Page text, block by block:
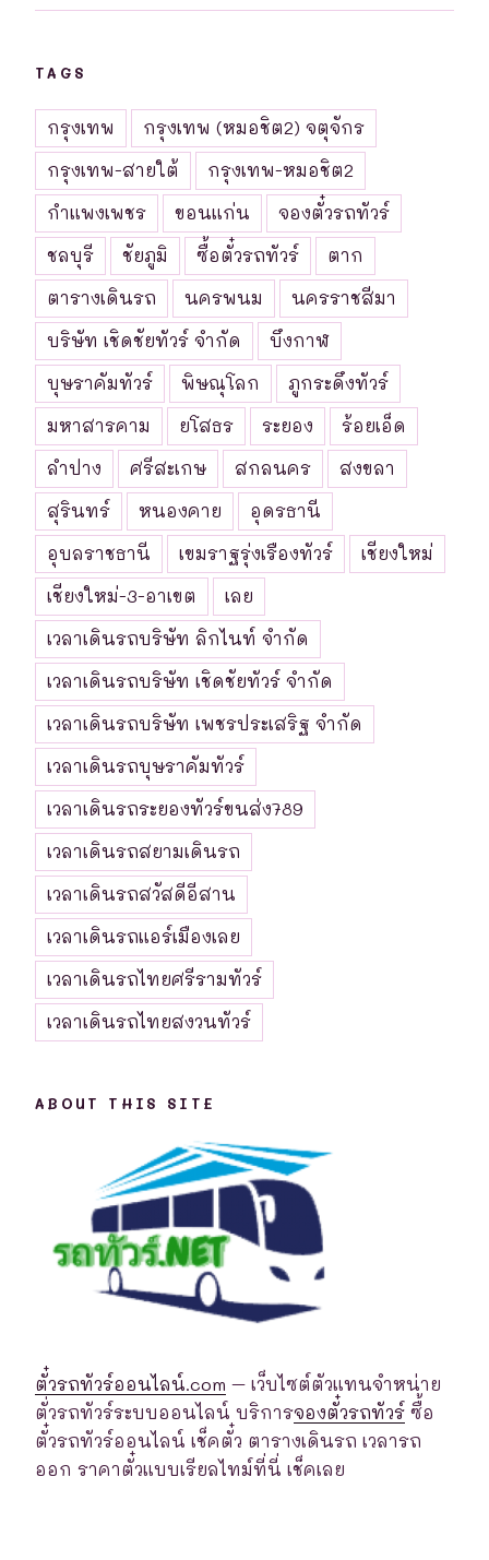
TAGS
กรุงเทพ
กรุงเทพ (หมอชิต2) จตุจักร
กรุงเทพ-สายใต้
กรุงเทพ-หมอชิต2
กำแพงเพชร
ขอนแก่น
จองตั๋วรถทัวร์
ชลบุรี
ชัยภูมิ ซื้อตั๋วรถทัวร์
ตาก
ตารางเดินรถ
นครพนม
นครราชสีมา
บริษัท เชิดชัยทัวร์ จำกัด
บึงกาฬ
บุษราคัมทัวร์
พิษณุโลก
ภูกระดึงทัวร์
มหาสารคาม
ยโสธร ระยอง
ร้อยเอ็ด
ลำปาง
ศรีสะเกษ สกลนคร
สงขลา
สุรินทร์
หนองคาย
อุดรธานี
อุบลราชธานี
เขมราฐรุ่งเรืองทัวร์
เชียงใหม่
เชียงใหม่-3-อาเขต
เลย
เวลาเดินรถบริษัท ลิกไนท์ จำกัด
เวลาเดินรถบริษัท เชิดชัยทัวร์ จำกัด
เวลาเดินรถบริษัท เพชรประเสริฐ จำกัด
เวลาเดินรถบุษราคัมทัวร์
เวลาเดินรถระยองทัวร์ขนส่ง789
เวลาเดินรถสยามเดินรถ
เวลาเดินรถสวัสดีอีสาน
เวลาเดินรถแอร์เมืองเลย
เวลาเดินรถไทยศรีรามทัวร์
เวลาเดินรถไทยสงวนทัวร์
ABOUT THIS SITE
ตั๋วรถทัวร์ออนไลน์.com – เว็บไซต์ตัวแทนจำหน่าย
ตั่วรถทัวร์ระบบออนไลน์ บริการจองตั๋วรถทัวร์ ซื้อ
ตั๋วรถทัวร์ออนไลน์ เช็คตั๋ว ตารางเดินรถ เวลารถ
ออก ราคาตั๋วแบบเรียลไทม์ที่นี่ เช็คเลย